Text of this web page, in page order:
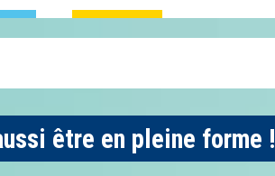
être en pleine forme !